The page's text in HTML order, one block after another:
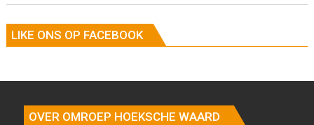
LIKE ONS OP FACEBOOK
OVER OMROEP HOEKSCHE WAARD